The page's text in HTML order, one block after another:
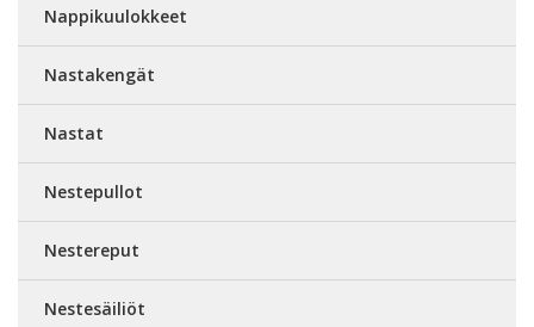
Nappikuulokkeet
Nastakengät
Nastat
Nestepullot
Nestereput
Nestesäiliöt